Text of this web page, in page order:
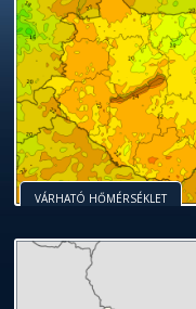
VÁRHATÓ HŐMÉRSÉKLET